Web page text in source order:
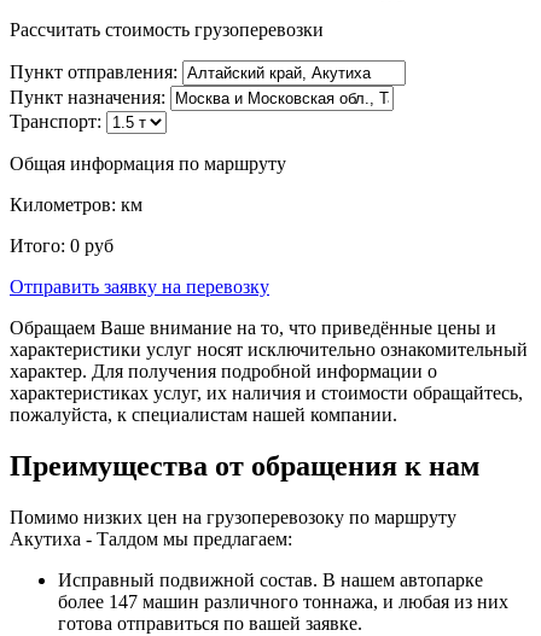
Рассчитать стоимость грузоперевозки
Пункт отправления:
Пункт назначения:
Транспорт:
Общая информация по маршруту
Километров: км
Итого: 0 руб
Отправить заявку на перевозку
Обращаем Ваше внимание на то, что приведённые цены и
характеристики услуг носят исключительно ознакомительный
характер. Для получения подробной информации о
характеристиках услуг, их наличия и стоимости обращайтесь,
пожалуйста, к специалистам нашей компании.
Преимущества от обращения к нам
Помимо низких цен на грузоперевозоку по маршруту
Акутиха - Талдом мы предлагаем:
Исправный подвижной состав. В нашем автопарке
более 147 машин различного тоннажа, и любая из них
готова отправиться по вашей заявке.